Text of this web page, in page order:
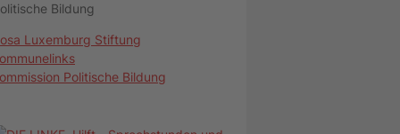
Bildung
Luxemburg Stiftung
Politische Bildung